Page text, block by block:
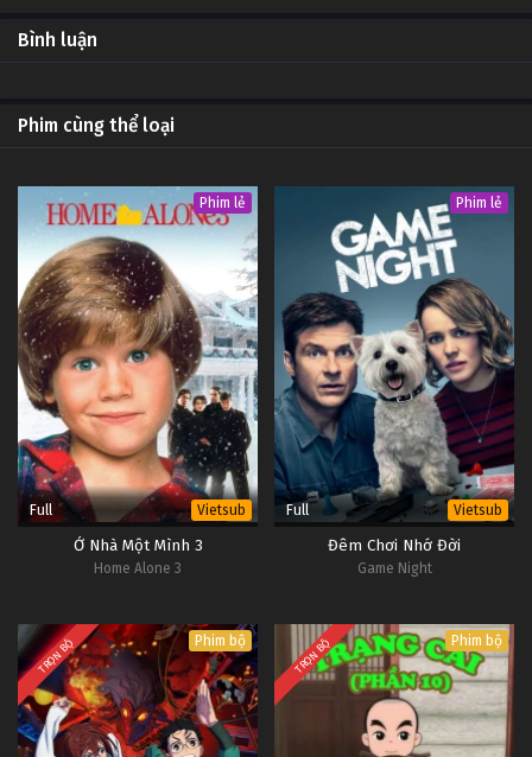
4
#1
Trong Khu Phố Tàu Tập 3
2 Trong Khu Phố Tàu Tập 2
OP -
Vietsub
#1
1 Trong Khu Phố Tàu Tập 1
OP -
Vietsub
#1
Bình luận
Phim cùng thể loại
Phim lẻ
Full Vietsub
Ở Nhà Một Mình 3
Home Alone 3
Phim lẻ
Full Vietsub
Đêm Chơi Nhớ Đời
Game Night
TRỌN BỘ Phim bộ TRỌN BỘ Phim bộ